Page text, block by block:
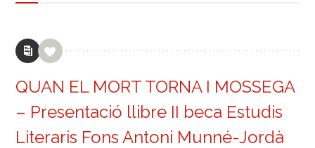
QUAN EL MORT TORNA I MOSSEGA
– Presentació llibre II beca Estudis
Literaris Fons Antoni Munné-Jordà